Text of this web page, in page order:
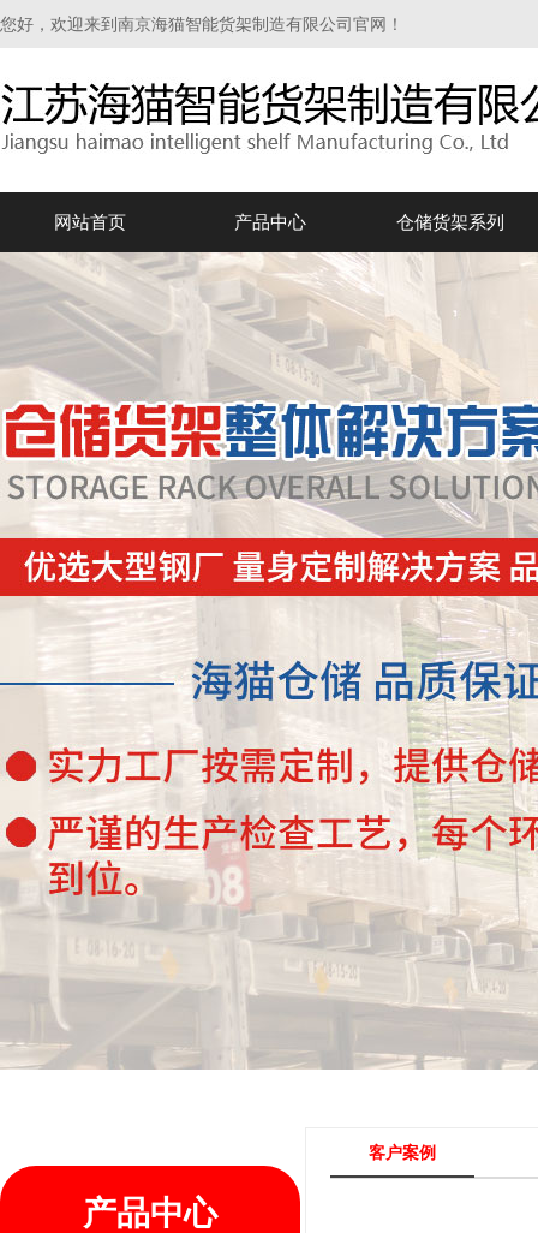
您好，欢迎来到南京海猫智能货架制造有限公司官网！
网站首页 产品中心 仓储货架系列
产品中心
客户案例